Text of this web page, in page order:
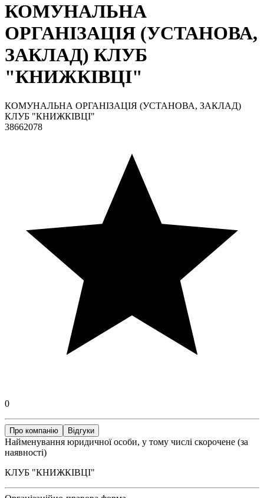
КОМУНАЛЬНА
ОРГАНІЗАЦІЯ (УСТАНОВА,
ЗАКЛАД) КЛУБ
"КНИЖКІВЦІ"
КОМУНАЛЬНА ОРГАНІЗАЦІЯ (УСТАНОВА, ЗАКЛАД)
КЛУБ "КНИЖКІВЦІ"
38662078
0
Про компанію Відгуки
Найменування юридичної особи, у тому числі скорочене (за
наявності)
КЛУБ "КНИЖКІВЦІ"